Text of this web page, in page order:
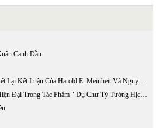
Canh Dần
Việt Nam Toàn Tỉnh Dư Đồ -xét Lại Kết Luận Của Harold E. Meinheit Và Nguyễn Đình Đầu
Giá Trị Lịch Sử Và Ý Nghĩa Hiện Đại Trong Tác Phẩm " Dụ Chư Tỳ Tướng Hịch Văn" Của Trần Quốc Tuấn